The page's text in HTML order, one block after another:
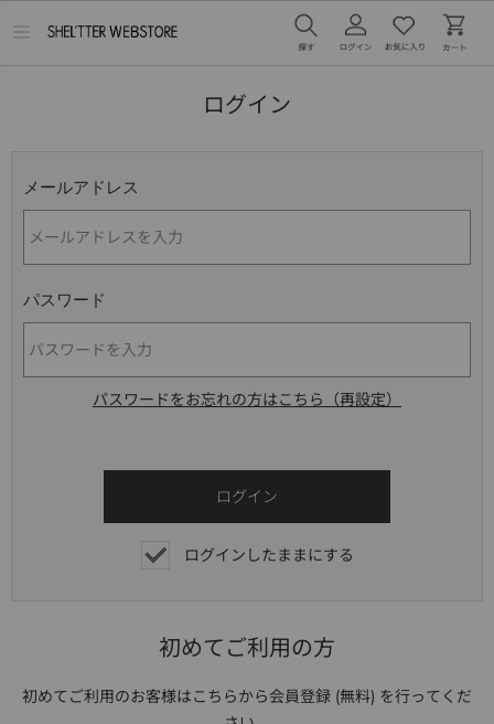
メ
ログイン
メールアドレス
パスワード
パスワードをお忘れの方はこちら（再設定）
ログインしたままにする
初めてご利用の方
初めてご利用のお客様はこちらから会員登録 (無料) を行ってくだ